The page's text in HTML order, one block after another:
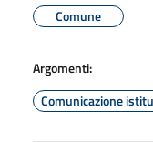
Comune
Argomenti:
Comunicazione